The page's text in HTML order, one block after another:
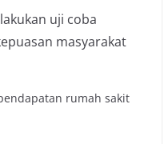
uji coba
masyarakat
rumah sakit